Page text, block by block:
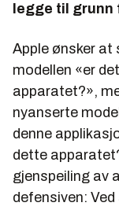
legge til grunn
Apple ønsker
modellen «er
apparatet?»,
nyanserte
denne
dette
gjenspeiling av
defensiven: